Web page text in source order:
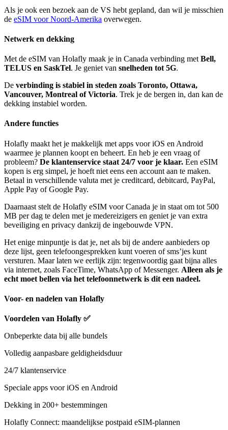
Als je ook een bezoek aan de VS hebt gepland, dan wil je misschien
de eSIM voor Noord-Amerika overwegen.
Netwerk en dekking
Met de eSIM van Holafly maak je in Canada verbinding met Bell,
TELUS en SaskTel. Je geniet van snelheden tot 5G.
De verbinding is stabiel in steden zoals Toronto, Ottawa,
Vancouver, Montreal of Victoria. Trek je de bergen in, dan kan de
dekking instabiel worden.
Andere functies
Holafly maakt het je makkelijk met apps voor iOS en Android
waarmee je plannen koopt en beheert. En heb je een vraag of
probleem? De klantenservice staat 24/7 voor je klaar. Een eSIM
kopen is erg simpel, je hoeft niet eens een account aan te maken.
Betaal in verschillende valuta met je creditcard, debitcard, PayPal,
Apple Pay of Google Pay.
Daarnaast stelt de Holafly eSIM voor Canada je in staat om tot 500
MB per dag te delen met je medereizigers en geniet je van extra
beveiliging en privacy dankzij de ingebouwde VPN.
Het enige minpuntje is dat je, net als bij de andere aanbieders op
deze lijst, geen telefoongesprekken kunt voeren of sms’jes kunt
versturen. Maar laten we eerlijk zijn: tegenwoordig gaat bijna alles
via internet, zoals FaceTime, WhatsApp of Messenger. Alleen als je
echt moet bellen via het telefoonnetwerk is dit een nadeel.
Voor- en nadelen van Holafly
Voordelen van Holafly ✅
Onbeperkte data bij alle bundels
Volledig aanpasbare geldigheidsduur
24/7 klantenservice
Speciale apps voor iOS en Android
Dekking in 200+ bestemmingen
Holafly Connect: maandelijkse postpaid eSIM-plannen